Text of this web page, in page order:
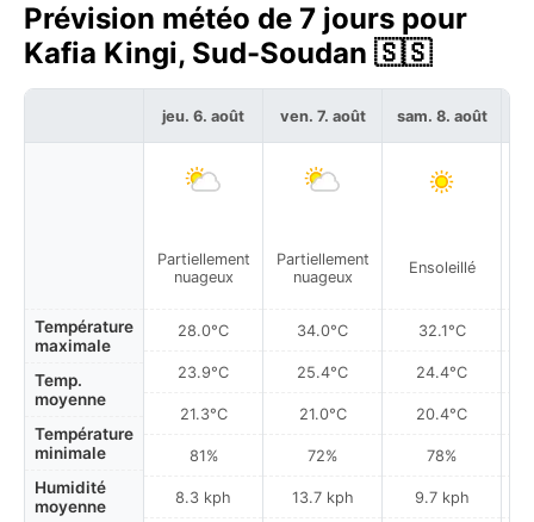
Prévision météo de 7 jours pour
Kafia Kingi, Sud-Soudan 🇸🇸
Température
maximale
Temp.
moyenne
Température
minimale
Humidité
moyenne
jeu. 6. août
Partiellement
nuageux
28.0°C
23.9°C
21.3°C
81%
8.3 kph
ven. 7. août
Partiellement
nuageux
34.0°C
25.4°C
21.0°C
72%
13.7 kph
sam. 8. août
Ensoleillé
32.1°C
24.4°C
20.4°C
78%
9.7 kph